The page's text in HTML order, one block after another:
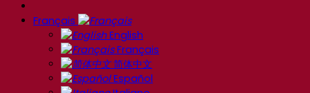
Français
English
Français
简体中文
Español